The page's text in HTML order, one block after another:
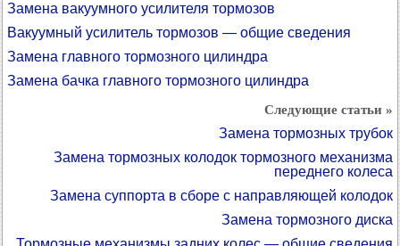
Замена вакуумного усилителя тормозов
Вакуумный усилитель тормозов — общие сведения
Замена главного тормозного цилиндра
Замена бачка главного тормозного цилиндра
Следующие статьи »
Замена тормозных трубок
Замена тормозных колодок тормозного механизма
переднего колеса
Замена суппорта в сборе с направляющей колодок
Замена тормозного диска